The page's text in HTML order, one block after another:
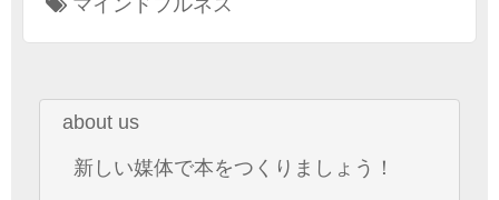
about us
新しい媒体で本をつくりましょう！